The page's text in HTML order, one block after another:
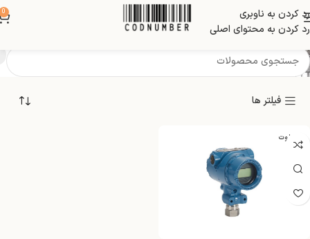
رد کردن به ناوبری
رد کردن به محتوای اصلی
0
برای فشار تا 4000 psi
فیلتر ها
ابسولوت